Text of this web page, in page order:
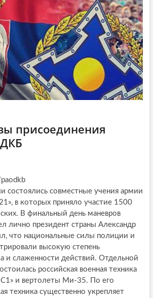
присоединения
состоялись совместные учения армии
в которых приняло участие 1500
В финальный день маневров
лично президент страны Александр
что национальные силы полиции и
высокую степень
и слаженности действий. Отдельной
российская военная техника
и вертолеты Ми-35. По его
техника существенно укрепляет